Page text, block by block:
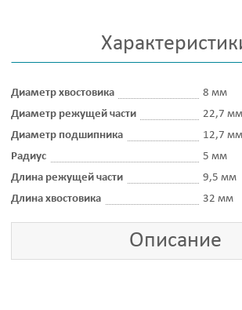
Диаметр хвостовика
8 мм
Диаметр режущей части
22,7 мм
Диаметр подшипника
12,7 мм
Радиус
5 мм
Длина режущей части
9,5 мм
Длина хвостовика
32 мм
Описание